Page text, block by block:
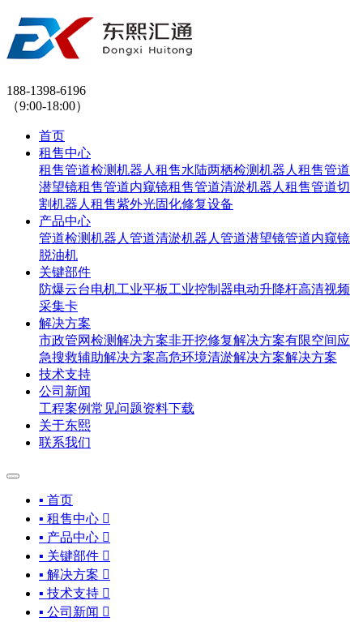
188-1398-6196
（9:00-18:00）
首页
租售中心
租售管道检测机器人 租售水陆两栖检测机器人 租售管道
潜望镜租售管道内窥镜租售管道清淤机器人 租售管道切
割机器人 租售紫外光固化修复设备
产品中心
管道检测机器人 管道清淤机器人 管道潜望镜管道内窥镜
脱油机
关键部件
防爆云台电机工业平板工业控制器电动升降杆高清视频
采集卡
解决方案
市政管网检测解决方案非开挖修复解决方案有限空间应
急搜救辅助解决方案高危环境清淤解决方案解决方案
技术支持
公司新闻
工程案例常见问题资料下载
关于东熙
联系我们
▪ 首页
▪ 租售中心 
▪ 产品中心 
▪ 关键部件 
▪ 解决方案 
▪ 技术支持 
▪ 公司新闻 